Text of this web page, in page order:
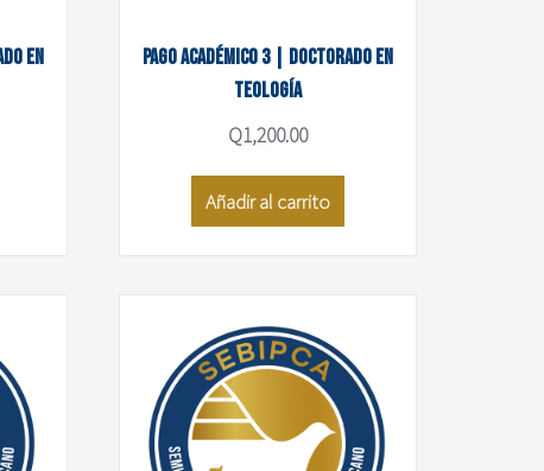
en
Pago académico 3 | Doctorado en
Teología
Q1,200.00
Añadir al carrito